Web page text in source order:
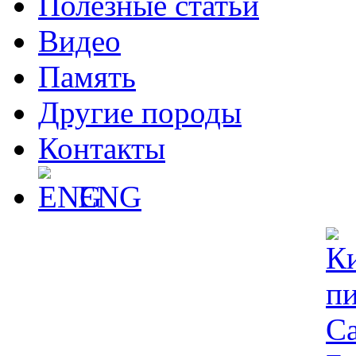
Видео
Память
Другие породы
Контакты
ENG